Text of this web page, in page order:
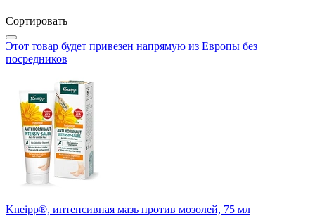
Сортировать
Этот товар будет привезен напрямую из Европы без
посредников
Kneipp®, интенсивная мазь против мозолей, 75 мл